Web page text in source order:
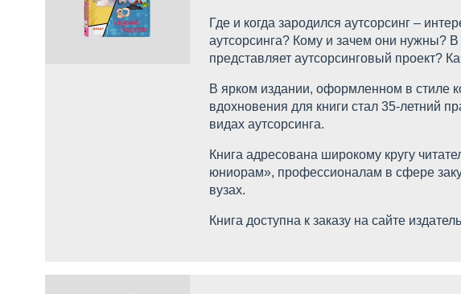
Где и когда зародился аутсорсинг –
аутсорсинга? Кому и зачем они нужны?
представляет аутсорсинговый проект?
В ярком издании, оформленном в стиле
вдохновения для книги стал 35-летний
видах аутсорсинга.
Книга адресована широкому кругу
юниорам», профессионалам в сфере
вузах.
Книга доступна к заказу на сайте